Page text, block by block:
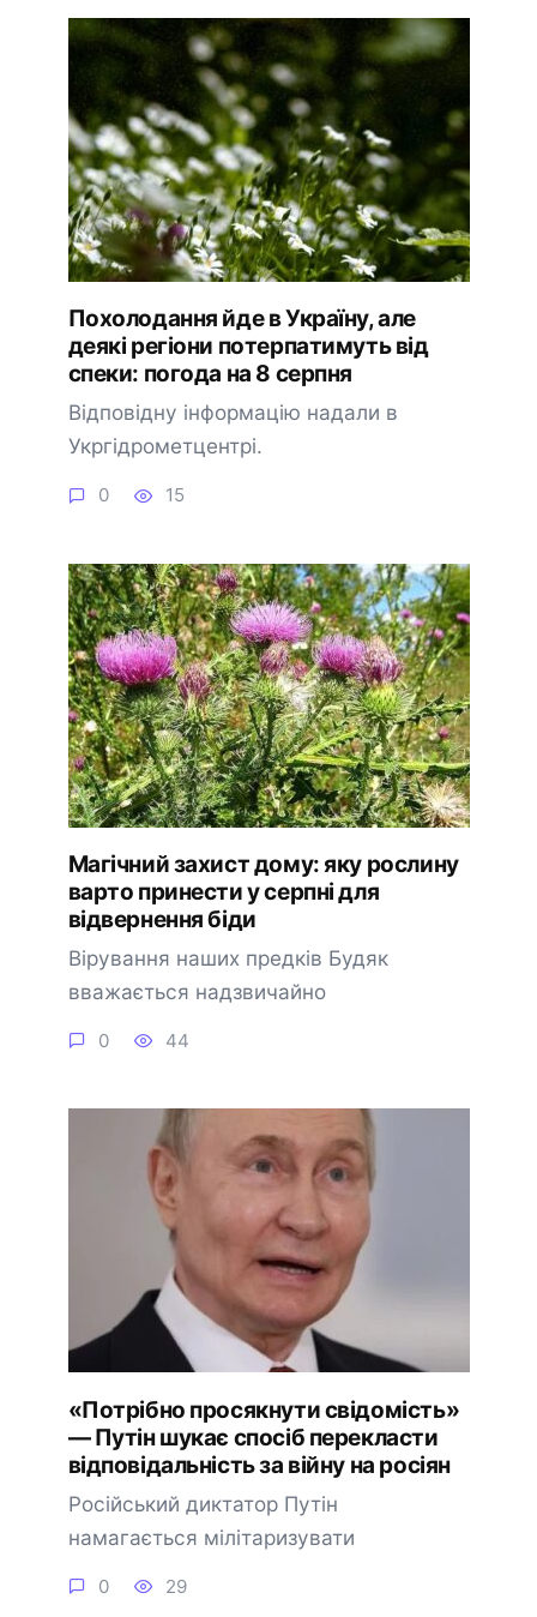
Похолодання йде в Україну, але
деякі регіони потерпатимуть від
спеки: погода на 8 серпня
Відповідну інформацію надали в
Укргідрометцентрі.
0 15
Магічний захист дому: яку рослину
варто принести у серпні для
відвернення біди
Вірування наших предків Будяк
вважається надзвичайно
0 44
«Потрібно просякнути свідомість»
— Путін шукає спосіб перекласти
відповідальність за війну на росіян
Російський диктатор Путін
намагається мілітаризувати
0 29